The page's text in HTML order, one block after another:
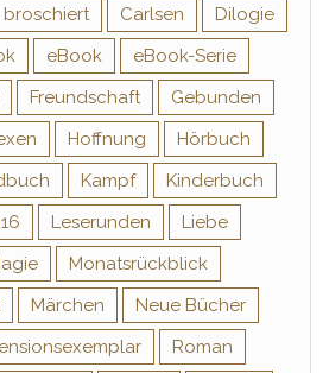
broschiert Carlsen
Dilogie
eBook
eBook-Serie
Freundschaft
Gebunden
Hoffnung
Hörbuch
Kampf
Kinderbuch
Leserunden
Liebe
Monatsrückblick
Märchen
Neue Bücher
Roman